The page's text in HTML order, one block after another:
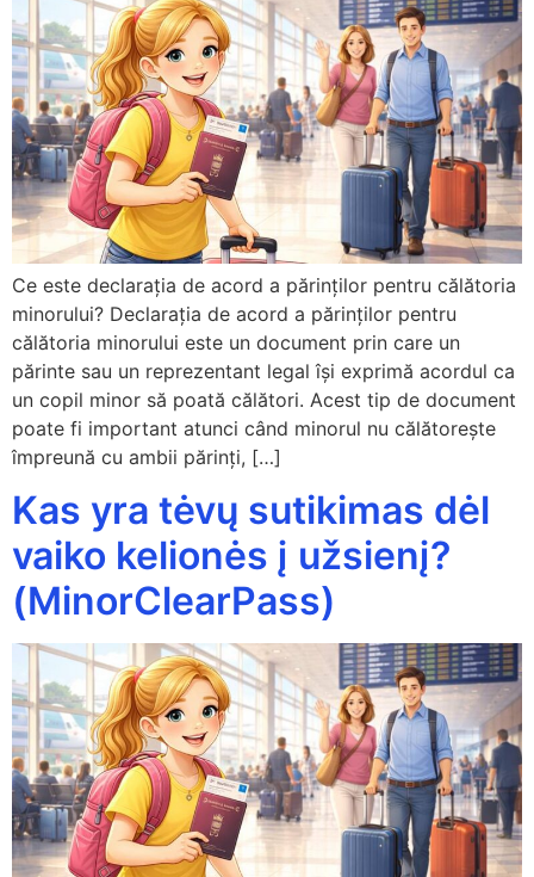
Ce este declarația de acord a părinților pentru călătoria
minorului? Declarația de acord a părinților pentru
călătoria minorului este un document prin care un
părinte sau un reprezentant legal își exprimă acordul ca
un copil minor să poată călători. Acest tip de document
poate fi important atunci când minorul nu călătorește
împreună cu ambii părinți, […]
Kas yra tėvų sutikimas dėl
vaiko kelionės į užsienį?
(MinorClearPass)